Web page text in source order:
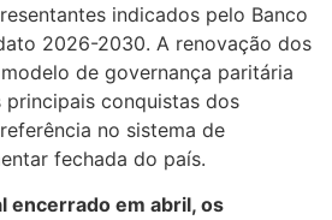
indicados pelo Banco
2026-2030. A renovação dos
de governança paritária
principais conquistas dos
no sistema de
fechada do país.
encerrado em abril, os